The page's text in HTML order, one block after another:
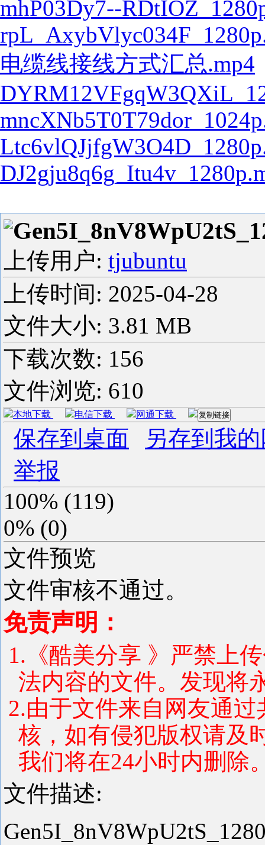
mhP03Dy7--
电缆线接线方式汇总.mp4
上传用户: tjubuntu
上传时间: 2025-04-28
文件大小: 3.81 MB
下载次数: 156
文件浏览: 610
本地下载 电信下载 网通下载 复制链接
保存到桌面
另存到我
举报
100% (119)
0% (0)
文件预览
文件审核不通过。
免责声明：
1.《酷美分享 》严禁上
法内容的文件。发现将
2.由于文件来自网友通
核，如有侵犯版权请及
我们将在24小时内删除
文件描述: